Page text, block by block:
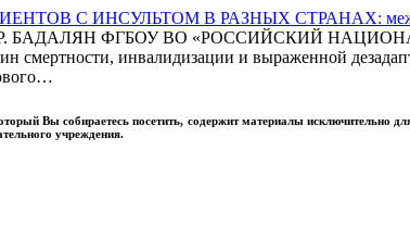
С ИНСУЛЬТОМ В РАЗНЫХ СТРАНАХ:
БАДАЛЯН ФГБОУ ВО «РОССИЙСКИЙ
смертности, инвалидизации и выраженной
Вы собираетесь посетить, содержит материалы исключительно
учреждения.